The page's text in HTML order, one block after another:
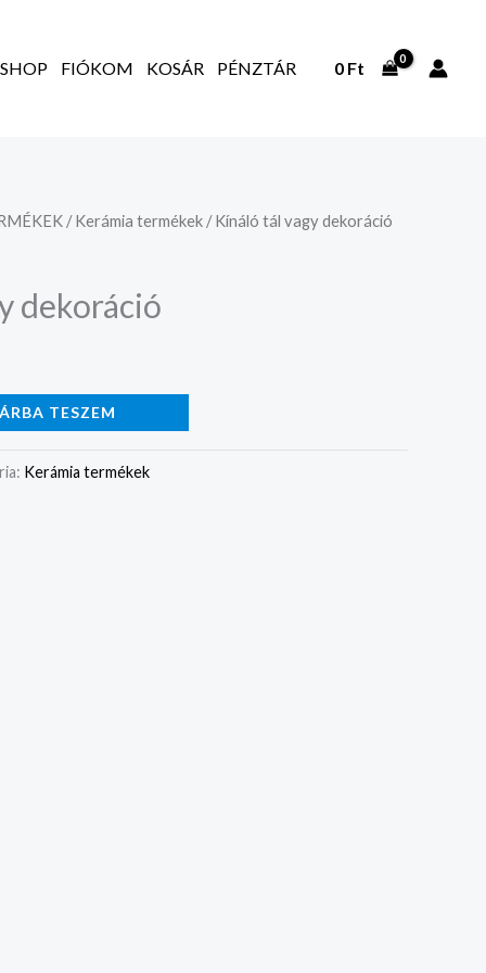
FIÓKOM KOSÁR PÉNZTÁR 0 Ft
/Kerámia termékek / Kínáló tál vagy dekoráció
dekoráció
TESZEM
Kerámia termékek